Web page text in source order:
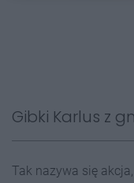
Gibki Karlus z
Tak nazywa się